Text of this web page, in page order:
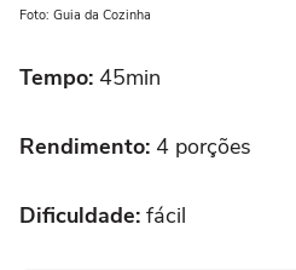
Foto: Guia da Cozinha
Tempo: 45min
Rendimento: 4 porções
Dificuldade: fácil